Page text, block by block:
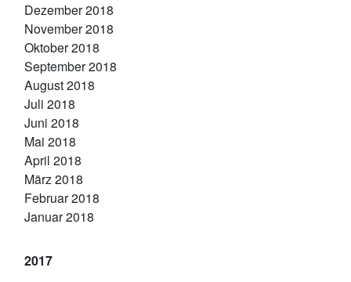
Dezember 2018
November 2018
Oktober 2018
September 2018
August 2018
Juli 2018
Juni 2018
Mai 2018
April 2018
März 2018
Februar 2018
Januar 2018
2017